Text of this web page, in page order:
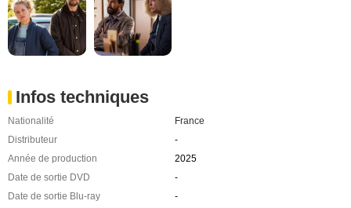
Infos techniques
Nationalité
France
Distributeur
-
Année de production
2025
Date de sortie DVD
-
Date de sortie Blu-ray
-